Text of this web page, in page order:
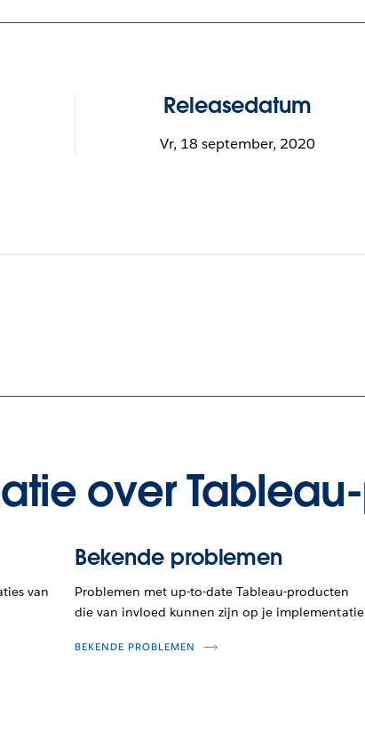
Releasedatum
Vr, 18 september, 2020
over
van
Bekende problemen
Problemen met up-to-date Tableau-producten
die van invloed kunnen zijn op je
BEKENDE PROBLEMEN